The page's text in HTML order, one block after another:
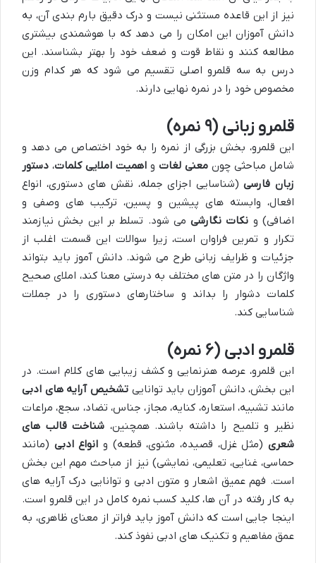
نیز از این قاعده مستثنی نیست و درک دقیق بارم بندی آن، به
دانش آموزان این امکان را می دهد که با هوشمندی بیشتری
مطالعه کنند و نقاط قوت و ضعف خود را بهتر بشناسند. این
درس به سه قلمرو اصلی تقسیم می شود که هر کدام وزن
مخصوص خود را در نمره نهایی دارند.
قلمرو زبانی (۹ نمره)
این قلمرو، بخش بزرگی از نمره را به خود اختصاص می دهد و
شامل مباحثی چون معنی لغات و اهمیت املایی کلمات، دستور
زبان فارسی(شناسایی اجزای جمله، نقش های دستوری، انواع
افعال، وابسته های پیشین و پسین، ترکیب های وصفی و
اضافی) و نکات نگارشیمی شود. تسلط بر این بخش نیازمند
تکرار و تمرین فراوان است، زیرا سوالات این قسمت اغلب از
جزئیات و ظرایف زبانی طرح می شوند. دانش آموز باید بتواند
واژگان را در متن های مختلف به درستی معنا کند، املای صحیح
کلمات دشوار را بداند و ساختارهای دستوری را در جملات
شناسایی کند.
قلمرو ادبی (۶ نمره)
این قلمرو، عرصه هنرنمایی و کشف زیبایی های کلام است. در
این بخش، دانش آموزان باید توانایی تشخیص آرایه های ادبی
مانند تشبیه، استعاره، کنایه، مجاز، جناس، تضاد، سجع، مراعات
نظیر و تلمیح را داشته باشند. همچنین، شناخت قالب های
شعری(مثل غزل، قصیده، مثنوی، قطعه) و انواع ادبی (مانند
حماسی، غنایی، تعلیمی، نمایشی) نیز از مباحث مهم این بخش
است. فهم عمیق اشعار و متون ادبی و توانایی درک آرایه های
به کار رفته در آن ها، کلید کسب نمره کامل در این قلمرو است.
اینجا جایی است که دانش آموز باید فراتر از معنای ظاهری، به
عمق مفاهیم و تکنیک های ادبی نفوذ کند.